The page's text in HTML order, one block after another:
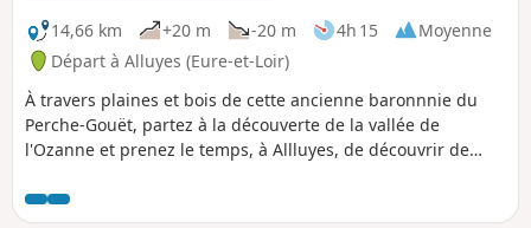
14,66 km
+20 m -20 m 4h 15
Moyenne
Départ à Alluyes (Eure-et-Loir)
À travers plaines et bois de cette ancienne baronnnie du
Perche-Gouët, partez à la découverte de la vallée de
l'Ozanne et prenez le temps, à Allluyes, de découvrir de